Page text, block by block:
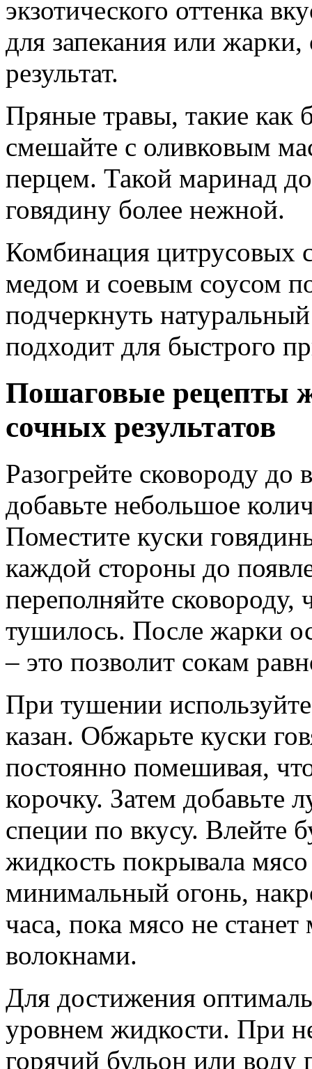
экзотического оттенка
для запекания или
результат.
Пряные травы, такие как
смешайте с оливковым
перцем. Такой маринад
говядину более нежной.
Комбинация цитрусовых
медом и соевым соусом
подчеркнуть
подходит для быстрого
Пошаговые рецепты
сочных результатов
Разогрейте сковороду
добавьте небольшое
Поместите куски
каждой стороны до
переполняйте
тушилось. После жарки
– это позволит сокам
При тушении
казан. Обжарьте куски
постоянно помешивая,
корочку. Затем добавьте
специи по вкусу. Влейте
жидкость покрывала
минимальный огонь,
часа, пока мясо не станет
волокнами.
Для достижения
уровнем жидкости. При
горячий бульон или